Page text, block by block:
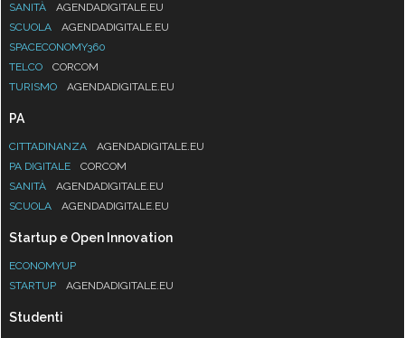
SANITÀ
AGENDADIGITALE.EU
SCUOLA
AGENDADIGITALE.EU
SPACECONOMY360
TELCO
CORCOM
TURISMO
AGENDADIGITALE.EU
PA
CITTADINANZA
AGENDADIGITALE.EU
PA DIGITALE
CORCOM
SANITÀ
AGENDADIGITALE.EU
SCUOLA
AGENDADIGITALE.EU
Startup e Open Innovation
ECONOMYUP
STARTUP
AGENDADIGITALE.EU
Studenti